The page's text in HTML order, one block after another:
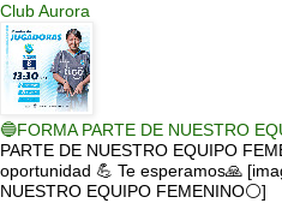
Club Aurora
🔵FORMA PARTE DE NUESTRO
PARTE DE NUESTRO EQUIPO
oportunidad 💪 Te esperamos🙏
NUESTRO EQUIPO FEMENINO⚪]